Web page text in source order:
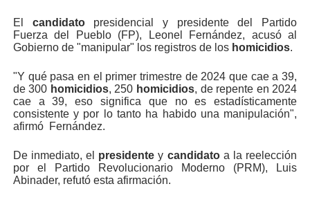
El candidatopresidencial y presidente del Partido
Fuerza del Pueblo (FP), Leonel Fernández, acusó al
Gobierno de "manipular" los registros de los homicidios.
"Y qué pasa en el primer trimestre de 2024 que cae a 39,
de 300 homicidios, 250 homicidios, de repente en 2024
cae a 39, eso significa que no es estadísticamente
consistente y por lo tanto ha habido una manipulación",
afirmó Fernández.
De inmediato, el presidente y candidatoa la reelección
por el Partido Revolucionario Moderno (PRM), Luis
Abinader, refutó esta afirmación.